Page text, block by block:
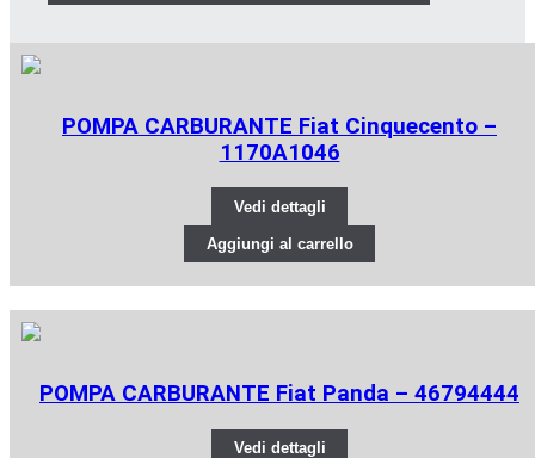
POMPA CARBURANTE Fiat Cinquecento –
1170A1046
Vedi dettagli
Aggiungi al carrello
POMPA CARBURANTE Fiat Panda – 46794444
Vedi dettagli